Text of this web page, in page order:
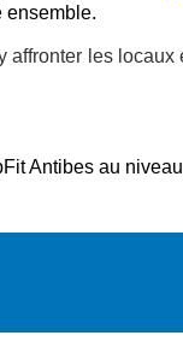
ensemble.
les locaux
Antibes au